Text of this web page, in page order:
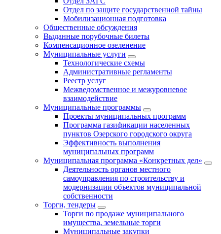
Отдел по защите государственной тайны
Мобилизационная подготовка
Общественные обсуждения
Выданные порубочные билеты
Компенсационное озеленение
Муниципальные услуги
Технологические схемы
Административные регламенты
Реестр услуг
Межведомственное и межуровневое
взаимодействие
Муниципальные программы
Проекты муниципальных программ
Программа газификации населенных
пунктов Озерского городского округа
Эффективность выполнения
муниципальных программ
Муниципальная программа «Конкретных дел»
Деятельность органов местного
самоуправления по строительству и
модернизации объектов муниципальной
собственности
Торги, тендеры
Торги по продаже муниципального
имущества, земельные торги
Муниципальные закупки